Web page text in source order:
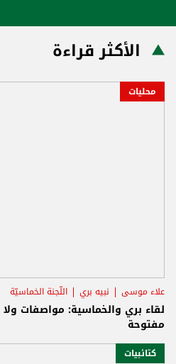
الأكثر قراءة
محليات
علاء موسى نبيه بري اللّجنة الخماسيّة
لقاء بري والخماسية: مواصفات
مفتوحة
كتائبيات